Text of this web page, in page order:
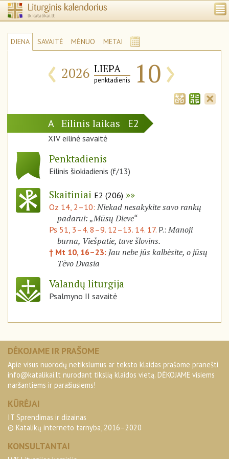
DIENA SAVAITĖ MĖNUO METAI
‹ 2026 LIEPA
penktadienis 10›
A Eilinis laikas E2
XIV eilinė savaitė
Penktadienis
Eilinis šiokiadienis (f/13)
Skaitiniai E2 (206)
Oz 14, 2–10:Niekad nesakykite savo rankų
padarui: „Mūsų Dieve“
Ps 51, 3–4. 8–9. 12–13. 14. 17. P.:Manoji
burna, Viešpatie, tave šlovins.
† Mt 10, 16–23: Jau nebe jūs kalbėsite, o jūsų
Tėvo Dvasia
Valandų liturgija
Psalmyno II savaitė
DĖKOJAME IR PRAŠOME
Apie visus nuorodų netikslumus ar teksto klaidas prašome pranešti
info@katalikai.lt nurodant tikslią klaidos vietą. DĖKOJAME visiems
naršantiems ir parašiusiems!
KŪRĖJAI
IT Sprendimas ir dizainas
© Katalikų interneto tarnyba, 2016–2020
KONSULTANTAI